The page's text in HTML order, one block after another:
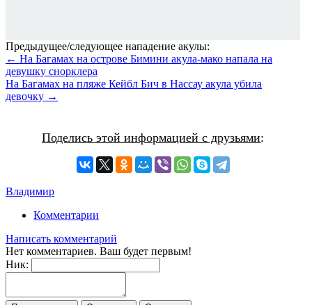
Предыдущее/следующее нападение акулы:
← На Багамах на острове Бимини акула-мако напала на
девушку снорклера
На Багамах на пляже Кейбл Бич в Нассау акула убила
девочку →
Поделись этой информацией с друзьями:
Владимир
Комментарии
Написать комментарий
Нет комментариев. Ваш будет первым!
Ник: